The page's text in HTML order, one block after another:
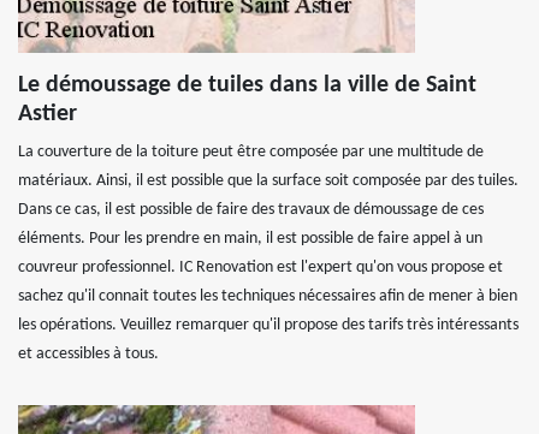
Le démoussage de tuiles dans la ville de Saint
Astier
La couverture de la toiture peut être composée par une multitude de
matériaux. Ainsi, il est possible que la surface soit composée par des tuiles.
Dans ce cas, il est possible de faire des travaux de démoussage de ces
éléments. Pour les prendre en main, il est possible de faire appel à un
couvreur professionnel. IC Renovation est l'expert qu'on vous propose et
sachez qu'il connait toutes les techniques nécessaires afin de mener à bien
les opérations. Veuillez remarquer qu'il propose des tarifs très intéressants
et accessibles à tous.